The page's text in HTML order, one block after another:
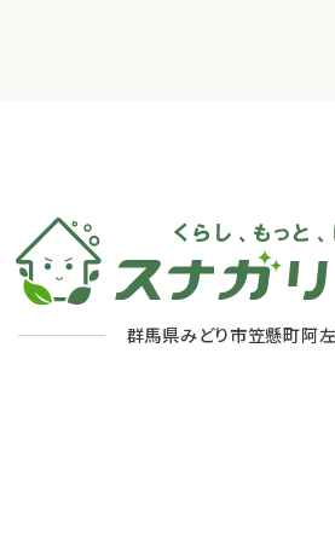
群馬県みどり市笠懸町阿